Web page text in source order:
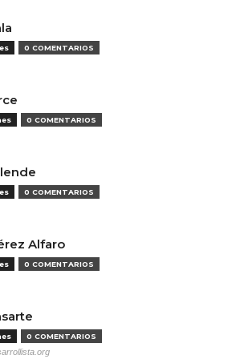
0 COMENTARIOS
0 COMENTARIOS
0 COMENTARIOS
Alfaro
0 COMENTARIOS
0 COMENTARIOS